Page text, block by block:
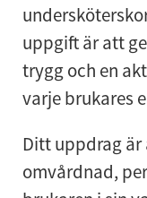
uppgift är att
trygg och en
varje brukares
Ditt uppdrag är
omvårdnad,